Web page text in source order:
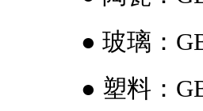
● 玻璃：
● 塑料：